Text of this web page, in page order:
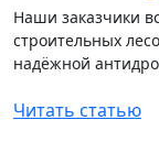
Наши заказчики
строительных
надёжной
Читать статью